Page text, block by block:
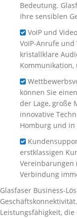
Bedeutung.
Ihre sensiblen
VoIP und
VoIP-Anrufe
kristallklare
können Sie
der Lage, große
innovative
Homburg und
erstklassigen
Vereinbarungen
Verbindung
Glasfaser Business-
Leistungsfähigkeit,